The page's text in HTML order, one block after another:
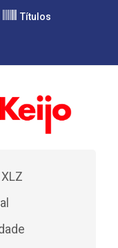
Títulos